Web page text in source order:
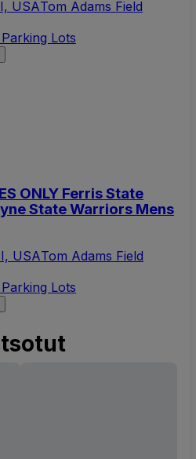
USATom Adams Field
Lots
ONLY Ferris State
State Warriors Mens
USATom Adams Field
Lots